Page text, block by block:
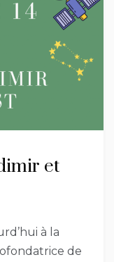
et
à la
de